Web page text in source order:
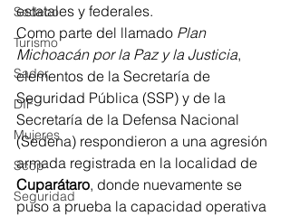
Sedeco
Turismo
Sader
DIF
Mujeres
Scop
Seguridad
estatales y federales.
Como parte del llamado Plan
Michoacán por la Paz y la Justicia,
elementos de la Secretaría de
Seguridad Pública (SSP) y de la
Secretaría de la Defensa Nacional
(Sedena) respondieron a una agresión
armada registrada en la localidad de
Cuparátaro, donde nuevamente se
puso a prueba la capacidad operativa